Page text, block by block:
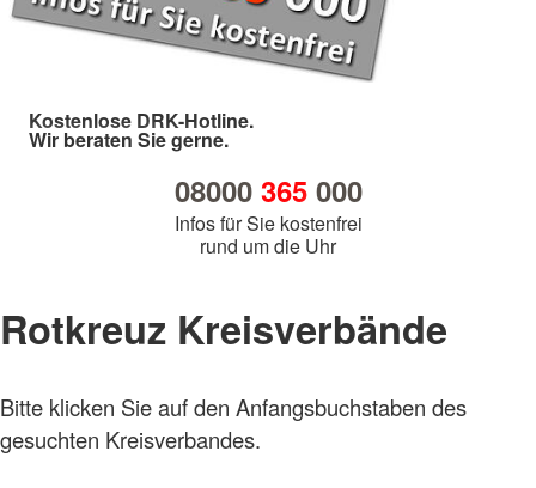
Kostenlose DRK-Hotline.
Wir beraten Sie gerne.
08000 365000
Infos für Sie kostenfrei
rund um die Uhr
Rotkreuz Kreisverbände
Bitte klicken Sie auf den Anfangsbuchstaben des
gesuchten Kreisverbandes.